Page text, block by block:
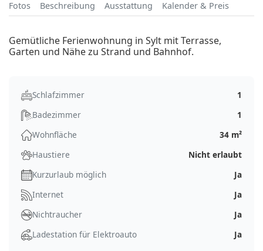
Fotos Beschreibung Ausstattung Kalender & Preis
Gemütliche Ferienwohnung in Sylt mit Terrasse,
Garten und Nähe zu Strand und Bahnhof.
Schlafzimmer
1
Badezimmer
1
Wohnfläche
34 m²
Haustiere
Nicht erlaubt
Kurzurlaub möglich
Ja
Internet
Ja
Nichtraucher
Ja
Ladestation für Elektroauto
Ja